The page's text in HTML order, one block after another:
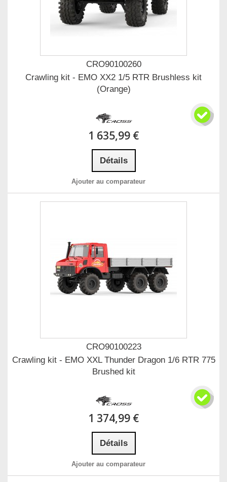
CRO90100260
Crawling kit - EMO XX2 1/5 RTR Brushless kit
(Orange)
1 635,99 €
Détails
Ajouter au comparateur
CRO90100223
Crawling kit - EMO XXL Thunder Dragon 1/6 RTR 775
Brushed kit
1 374,99 €
Détails
Ajouter au comparateur